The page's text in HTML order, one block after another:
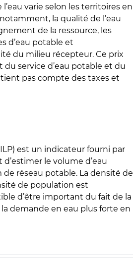
varie selon les territoires en
la qualité de l’eau
de la ressource, les
d’eau potable et
du milieu récepteur. Ce prix
service d’eau potable et du
pas compte des taxes et
est un indicateur fourni par
le volume d’eau
réseau potable. La densité de
de population est
d’être important du fait de la
demande en eau plus forte en